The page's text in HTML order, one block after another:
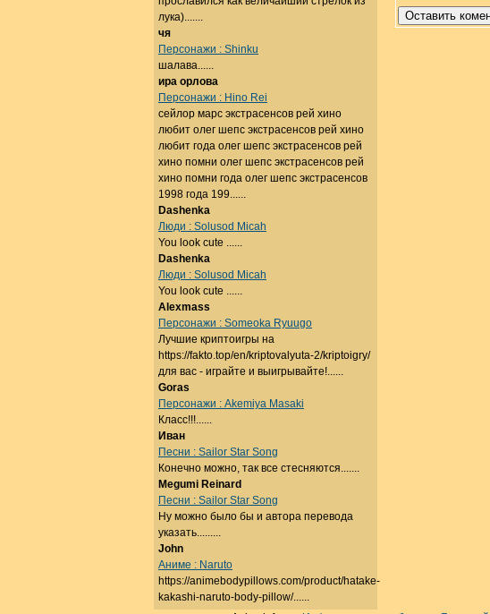
лука).......
чя
Персонажи : Shinku
шалава......
ира орлова
Персонажи : Hino Rei
сейлор марс экстрасенсов рей хино
любит олег шепс экстрасенсов рей хино
любит года олег шепс экстрасенсов рей
хино помни олег шепс экстрасенсов рей
хино помни года олег шепс экстрасенсов
1998 года 199......
Dashenka
Люди : Solusod Micah
You look cute ......
Dashenka
Люди : Solusod Micah
You look cute ......
Alexmass
Персонажи : Someoka Ryuugo
Лучшие криптоигры на
https://fakto.top/en/kriptovalyuta-2/kriptoigry/
для вас - играйте и выигрывайте!......
Goras
Персонажи : Akemiya Masaki
Класс!!!......
Иван
Песни : Sailor Star Song
Конечно можно, так все стесняются.......
Megumi Reinard
Песни : Sailor Star Song
Ну можно было бы и автора перевода
указать.........
John
Аниме : Naruto
https://animebodypillows.com/product/hatake-
kakashi-naruto-body-pillow/......